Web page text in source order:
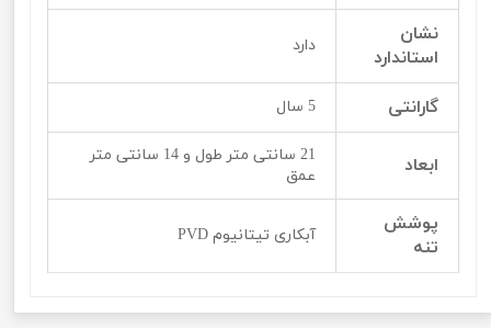
نشان
استاندارد
دارد
گارانتی 5 سال
ابعاد
21 سانتی متر طول و 14 سانتی متر
عمق
پوشش
تنه
آبکاری تیتانیوم PVD